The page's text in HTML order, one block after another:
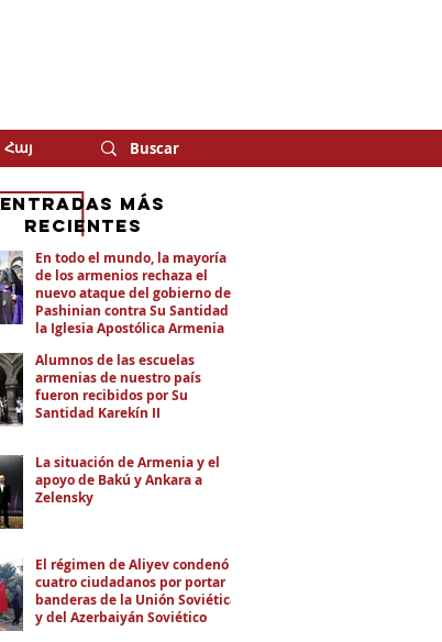
Հայ
En todo el mundo, la mayoría
de los armenios rechaza el
nuevo ataque del gobierno de
Pashinian contra Su Santidad y
la Iglesia Apostólica Armenia
Alumnos de las escuelas
armenias de nuestro país
fueron recibidos por Su
Santidad Karekín II
La situación de Armenia y el
apoyo de Bakú y Ankara a
Zelensky
El régimen de Aliyev condenó a
cuatro ciudadanos por portar
banderas de la Unión Soviética
y del Azerbaiyán Soviético
eNTRADAS MÁS
RECIENTES